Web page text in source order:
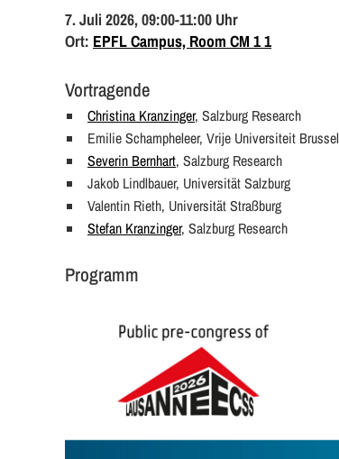
7. Juli 2026, 09:00-11:00 Uhr
Ort: EPFL Campus, Room CM 1 1
Vortragende
Christina Kranzinger, Salzburg Research
Emilie Schampheleer, Vrije Universiteit Brussel
Severin Bernhart, Salzburg Research
Jakob Lindlbauer, Universität Salzburg
Valentin Rieth, Universität Straßburg
Stefan Kranzinger, Salzburg Research
Programm